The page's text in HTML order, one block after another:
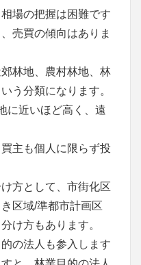
場の把握は困難です
売買の傾向はありま
林地、農村林地、林
う分類になります。
に近いほど高く、遠
主も個人に限らず投
方として、市街化区
区域/準都市計画区
け方もあります。
の法人も参入します